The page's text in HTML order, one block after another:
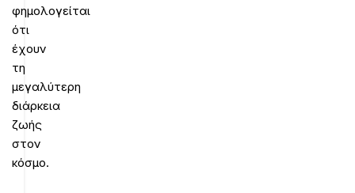
φημολογείται
ότι
έχουν
τη
μεγαλύτερη
διάρκεια
ζωής
στον
κόσμο.